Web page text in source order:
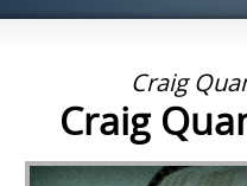
Craig
Craig